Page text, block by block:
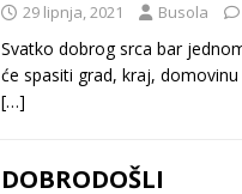
29 lipnja, 2021 Busola
Svatko dobrog srca bar
će spasiti grad, kraj,
[…]
DOBRODOŠLI